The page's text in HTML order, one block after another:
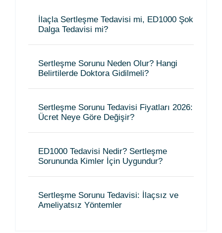
İlaçla Sertleşme Tedavisi mi, ED1000 Şok
Dalga Tedavisi mi?
Sertleşme Sorunu Neden Olur? Hangi
Belirtilerde Doktora Gidilmeli?
Sertleşme Sorunu Tedavisi Fiyatları 2026:
Ücret Neye Göre Değişir?
ED1000 Tedavisi Nedir? Sertleşme
Sorununda Kimler İçin Uygundur?
Sertleşme Sorunu Tedavisi: İlaçsız ve
Ameliyatsız Yöntemler